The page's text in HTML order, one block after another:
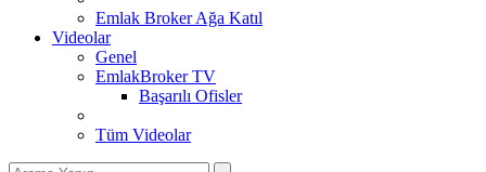
Emlak Broker Ağa Katıl
Videolar
Genel
EmlakBroker TV
Başarılı Ofisler
Tüm Videolar